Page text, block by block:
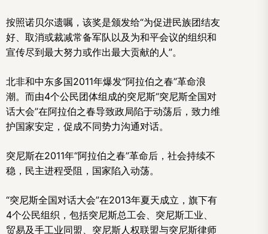
按照诺贝尔遗嘱，该奖是颁发给“为促进民族团结友
好、取消或裁减常备军队以及为和平会议的组织和
宣传尽到最大努力或作出最大贡献的人”。
北非和中东多国2011年爆发“阿拉伯之春”革命浪
潮。而由4个公民团体组成的突尼斯“突尼斯全国对
话大会”在阿拉伯之春导致政局陷于动荡后，致力维
护国家安定，促成不同势力沟通对话。
突尼斯在2011年“阿拉伯之春”革命后，社会持续不
稳，民主进程受阻，国家陷入动荡。
“突尼斯全国对话大会”在2013年夏天成立，旗下有
4个公民组织，包括突尼斯总工会、突尼斯工业、
贸易及手工业同盟、突尼斯人权联盟与突尼斯律师